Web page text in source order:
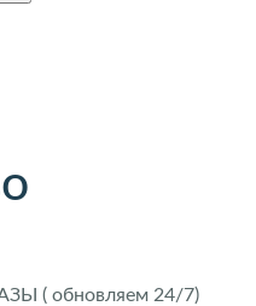
( обновляем 24/7)